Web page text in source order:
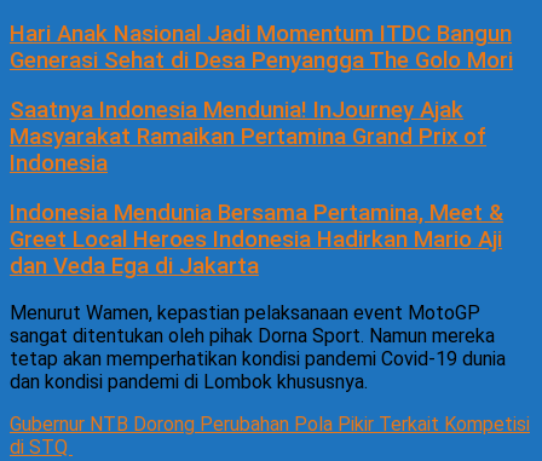
Hari Anak Nasional Jadi Momentum ITDC Bangun
Generasi Sehat di Desa Penyangga The Golo Mori
Saatnya Indonesia Mendunia! InJourney Ajak
Masyarakat Ramaikan Pertamina Grand Prix of
Indonesia
Indonesia Mendunia Bersama Pertamina, Meet &
Greet Local Heroes Indonesia Hadirkan Mario Aji
dan Veda Ega di Jakarta
Menurut Wamen, kepastian pelaksanaan event MotoGP
sangat ditentukan oleh pihak Dorna Sport. Namun mereka
tetap akan memperhatikan kondisi pandemi Covid-19 dunia
dan kondisi pandemi di Lombok khususnya.
Gubernur NTB Dorong Perubahan Pola Pikir Terkait Kompetisi
di STQ